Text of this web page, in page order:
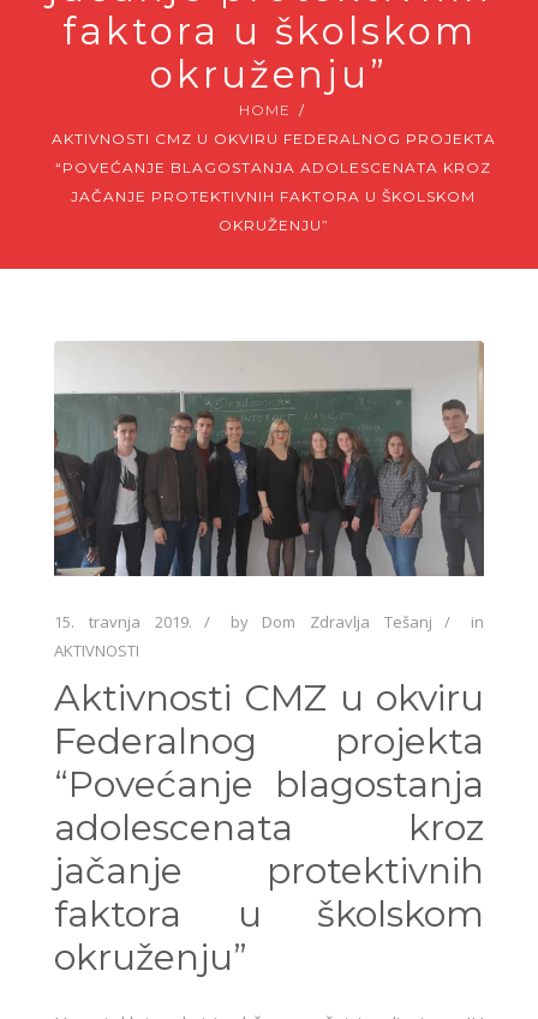
faktora u školskom
okruženju”
HOME
AKTIVNOSTI CMZ U OKVIRU FEDERALNOG PROJEKTA
“POVEĆANJE BLAGOSTANJA ADOLESCENATA KROZ
JAČANJE PROTEKTIVNIH FAKTORA U ŠKOLSKOM
OKRUŽENJU”
15. travnja 2019. by Dom Zdravlja Tešanj
in
AKTIVNOSTI
Aktivnosti CMZ u okviru
Federalnog projekta
“Povećanje blagostanja
adolescenata kroz
jačanje protektivnih
faktora u školskom
okruženju”